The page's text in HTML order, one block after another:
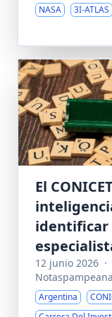
NASA 3I-ATLAS
El
identificar
12 junio 2026 ·
Argentina